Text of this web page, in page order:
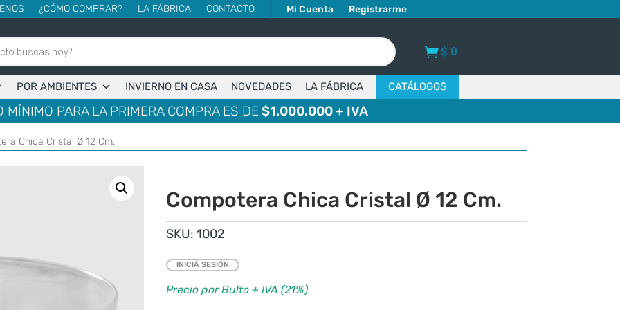
¿CÓMO COMPRAR? LA FÁBRICA CONTACTO Mi Cuenta Registrarme
$ 0
POR AMBIENTES INVIERNO EN CASA NOVEDADES LA FÁBRICA CATÁLOGOS
MÍNIMO PARA LA PRIMERA COMPRA ES DE$1.000.000 + IVA
Chica Cristal Ø 12 Cm.
Compotera Chica Cristal Ø 12 Cm.
SKU:1002
INICIÁ SESIÓN
Precio por Bulto + IVA (21%)